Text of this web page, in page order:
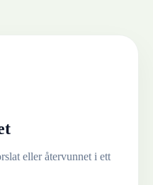
eller återvunnet i ett